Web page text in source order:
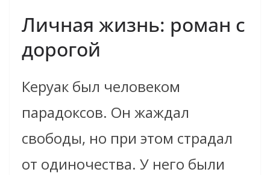
Личная жизнь: роман с
дорогой
Керуак был человеком
парадоксов. Он жаждал
свободы, но при этом страдал
от одиночества. У него были